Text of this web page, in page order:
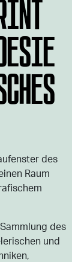
des
Raum
des
und